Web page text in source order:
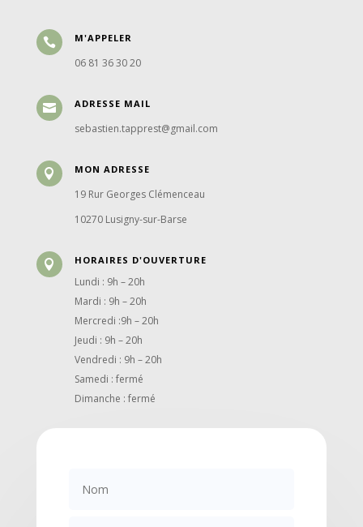
 M'APPELER
06 81 36 30 20
 ADRESSE MAIL
sebastien.tapprest@gmail.com
 MON ADRESSE
19 Rur Georges Clémenceau
10270 Lusigny-sur-Barse
 HORAIRES D'OUVERTURE
Lundi : 9h – 20h
Mardi : 9h – 20h
Mercredi :9h – 20h
Jeudi : 9h – 20h
Vendredi : 9h – 20h
Samedi : fermé
Dimanche : fermé